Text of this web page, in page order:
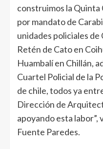
construimos la Quinta
por mandato de
unidades policiales
Retén de Cato en
Huambalí en Chillán,
Cuartel Policial de la
de chile, todos ya
Dirección de
apoyando esta labor”,
Fuente Paredes.